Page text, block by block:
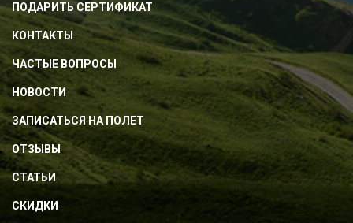
ПОДАРИТЬ СЕРТИФИКАТ
КОНТАКТЫ
ЧАСТЫЕ ВОПРОСЫ
НОВОСТИ
ЗАПИСАТЬСЯ НА ПОЛЕТ
ОТЗЫВЫ
СТАТЬИ
СКИДКИ